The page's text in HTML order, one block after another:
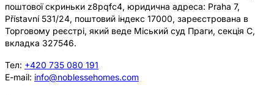
поштової скриньки z8pqfc4, юридична адреса: Praha 7,
Přístavní 531/24, поштовий індекс 17000, зареєстрована в
Торговому реєстрі, який веде Міський суд Праги, секція C,
вкладка 327546.
Тел: +420 735 080 191
E-mail: info@noblessehomes.com